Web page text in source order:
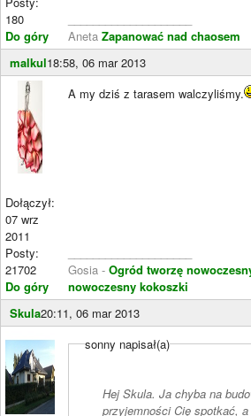
180
Do góry
Aneta Zapanować nad chaosem
malkul18:58, 06 mar 2013
Dołączył:
07 wrz
2011
Posty:
21702
Do góry
A my dziś z tarasem walczyliśmy.
Gosia - Ogród tworzę
nowoczesny kokoszki
Skula20:11, 06 mar 2013
sonny napisał(a)
Hej Skula. Ja chyba na
przyjemności Cię spotkać,